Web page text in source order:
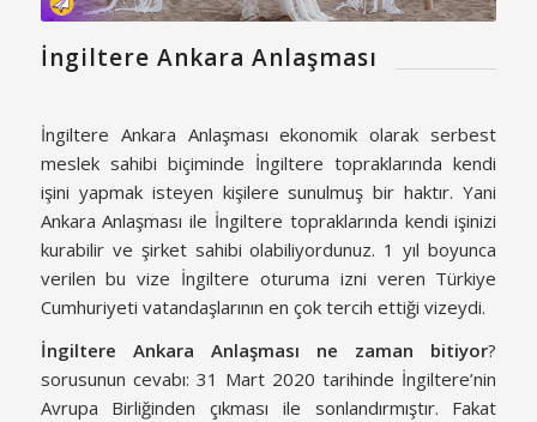
İngiltere Ankara Anlaşması
İngiltere Ankara Anlaşması ekonomik olarak serbest
meslek sahibi biçiminde İngiltere topraklarında kendi
işini yapmak isteyen kişilere sunulmuş bir haktır. Yani
Ankara Anlaşması ile İngiltere topraklarında kendi işinizi
kurabilir ve şirket sahibi olabiliyordunuz. 1 yıl boyunca
verilen bu vize İngiltere oturuma izni veren Türkiye
Cumhuriyeti vatandaşlarının en çok tercih ettiği vizeydi.
İngiltere Ankara Anlaşması ne zaman bitiyor?
sorusunun cevabı: 31 Mart 2020 tarihinde İngiltere’nin
Avrupa Birliğinden çıkması ile sonlandırmıştır. Fakat